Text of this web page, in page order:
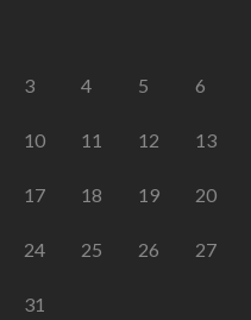
3 4 5 6
10 11 12 13
17 18 19 20
24 25 26 27
31